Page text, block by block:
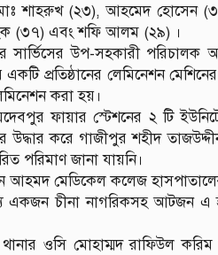
শাহরুখ (২৩), আহমেদ হোসেন
(৩৭) এবং শফি আলম (২৯) ।
সার্ভিসের উপ-সহকারী
একটি প্রতিষ্ঠানের লেমিনেশন
করা হয়।
ফায়ার স্টেশনের ২ টি
উদ্ধার করে গাজীপুর শহীদ
পরিমাণ জানা যায়নি।
আহমদ মেডিকেল কলেজ
চীনা নাগরিকসহ আটজন এ
ওসি মোহাম্মদ রাফিউল করিম